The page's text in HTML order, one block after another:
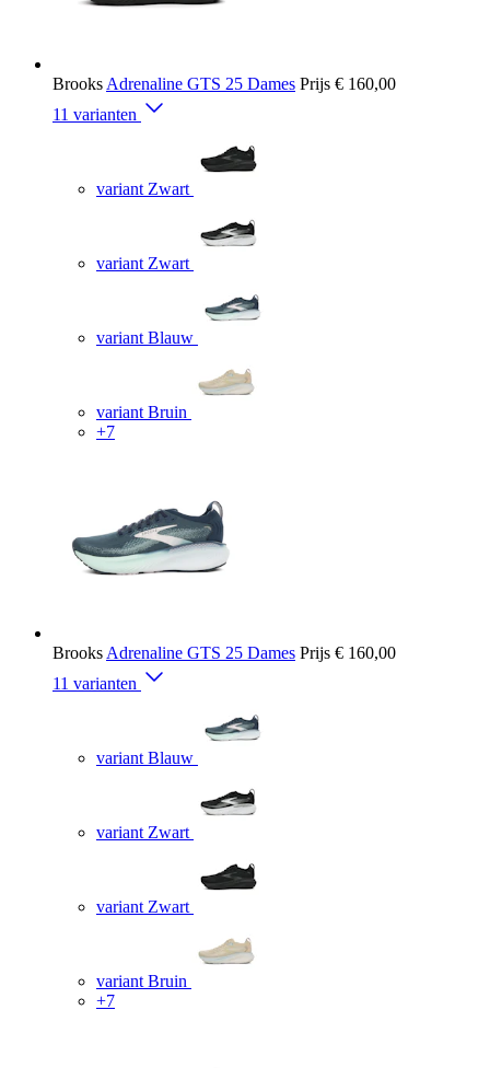
Brooks Adrenaline GTS 25 Dames Prijs € 160,00
11 varianten
variant Zwart
variant Zwart
variant Blauw
variant Bruin
+7
Brooks Adrenaline GTS 25 Dames Prijs € 160,00
11 varianten
variant Blauw
variant Zwart
variant Zwart
variant Bruin
+7